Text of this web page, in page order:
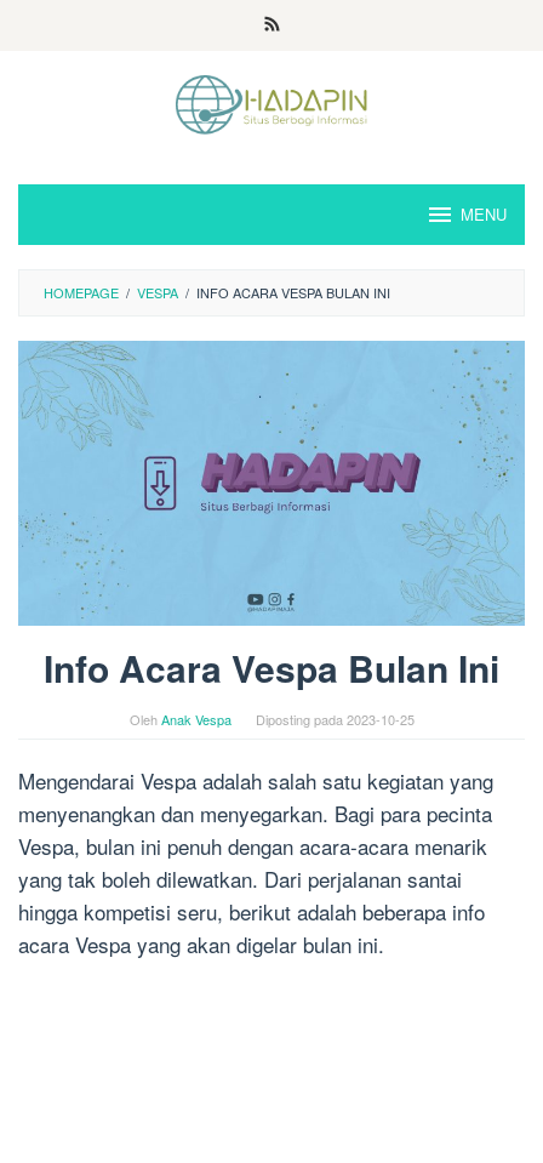
MENU
HOMEPAGE / VESPA / INFO ACARA VESPA BULAN INI
Info Acara Vespa Bulan Ini
OlehAnak Vespa Diposting pada 2023-10-25
Mengendarai Vespa adalah salah satu kegiatan yang
menyenangkan dan menyegarkan. Bagi para pecinta
Vespa, bulan ini penuh dengan acara-acara menarik
yang tak boleh dilewatkan. Dari perjalanan santai
hingga kompetisi seru, berikut adalah beberapa info
acara Vespa yang akan digelar bulan ini.